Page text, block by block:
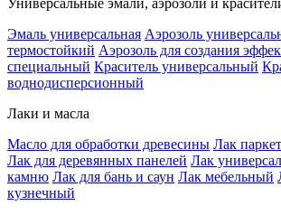
Универсальные эмали, аэрозоли и
Эмаль универсальная Аэрозоль
термостойкий Аэрозоль для создания
специальный Краситель универсальный
воднодисперсионный
Лаки и масла
Масло для обработки древесины Лак
Лак для деревянных панелей Лак
камню Лак для бань и саун Лак мебельный
кузнечный